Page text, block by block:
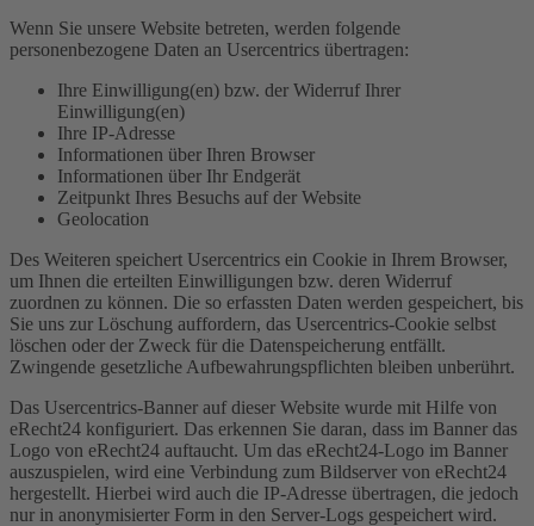
Wenn Sie unsere Website betreten, werden folgende
personenbezogene Daten an Usercentrics übertragen:
Ihre Einwilligung(en) bzw. der Widerruf Ihrer
Einwilligung(en)
Ihre IP-Adresse
Informationen über Ihren Browser
Informationen über Ihr Endgerät
Zeitpunkt Ihres Besuchs auf der Website
Geolocation
Des Weiteren speichert Usercentrics ein Cookie in Ihrem Browser,
um Ihnen die erteilten Einwilligungen bzw. deren Widerruf
zuordnen zu können. Die so erfassten Daten werden gespeichert, bis
Sie uns zur Löschung auffordern, das Usercentrics-Cookie selbst
löschen oder der Zweck für die Datenspeicherung entfällt.
Zwingende gesetzliche Aufbewahrungspflichten bleiben unberührt.
Das Usercentrics-Banner auf dieser Website wurde mit Hilfe von
eRecht24 konfiguriert. Das erkennen Sie daran, dass im Banner das
Logo von eRecht24 auftaucht. Um das eRecht24-Logo im Banner
auszuspielen, wird eine Verbindung zum Bildserver von eRecht24
hergestellt. Hierbei wird auch die IP-Adresse übertragen, die jedoch
nur in anonymisierter Form in den Server-Logs gespeichert wird.